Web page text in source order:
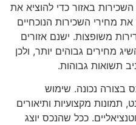
באזור כדי להוציא את
מחירי השכירות הנוכחיים
משופצות. ישנם אזורים
מחירים גבוהים יותר, ולכן
תשואות גבוהות.
בצורה נכונה. שימוש
תמונות מקצועיות ותיאורים
ככל שהנכס יוצג